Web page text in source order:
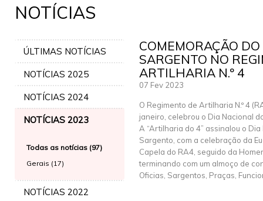
NOTÍCIAS
ÚLTIMAS NOTÍCIAS
NOTÍCIAS 2025
NOTÍCIAS 2024
NOTÍCIAS 2023
Todas as notícias (97)
Gerais (17)
NOTÍCIAS 2022
COMEMORAÇÃO
SARGENTO NO
ARTILHARIA N.º 4
07 Fev 2023
O Regimento de Artilharia N.º 4
janeiro, celebrou o Dia Nacional
A “Artilharia do 4” assinalou o
Sargento, com a celebração da
Capela do RA4, seguido da
terminando com um almoço de
Oficias, Sargentos, Praças,